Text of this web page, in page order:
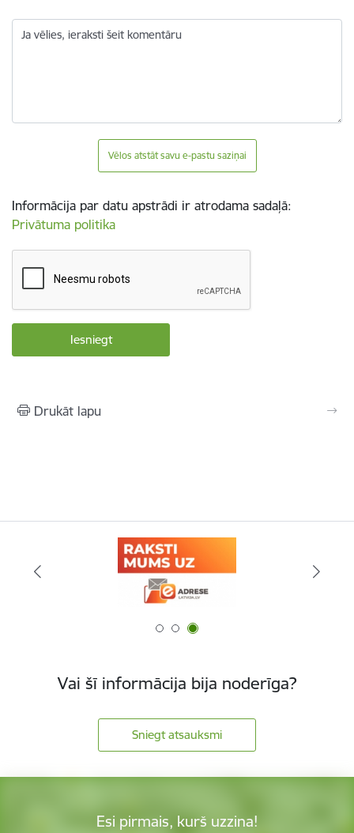
Ja vēlies, ieraksti šeit komentāru
Vēlos atstāt savu e-pastu saziņai
Informācija par datu apstrādi ir atrodama sadaļā:
Privātuma politika
Drukāt lapu
Vai šī informācija bija noderīga?
Sniegt atsauksmi
Esi pirmais, kurš uzzina!